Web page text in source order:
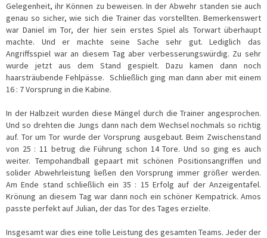
Gelegenheit, ihr Können zu beweisen. In der Abwehr standen sie auch
genau so sicher, wie sich die Trainer das vorstellten. Bemerkenswert
war Daniel im Tor, der hier sein erstes Spiel als Torwart überhaupt
machte. Und er machte seine Sache sehr gut. Lediglich das
Angriffsspiel war an diesem Tag aber verbesserungswürdig. Zu sehr
wurde jetzt aus dem Stand gespielt. Dazu kamen dann noch
haarsträubende Fehlpässe. Schließlich ging man dann aber mit einem
16 : 7 Vorsprung in die Kabine.
In der Halbzeit wurden diese Mängel durch die Trainer angesprochen.
Und so drehten die Jungs dann nach dem Wechsel nochmals so richtig
auf. Tor um Tor wurde der Vorsprung ausgebaut. Beim Zwischenstand
von 25 : 11 betrug die Führung schon 14 Tore. Und so ging es auch
weiter. Tempohandball gepaart mit schönen Positionsangriffen und
solider Abwehrleistung ließen den Vorsprung immer größer werden.
Am Ende stand schließlich ein 35 : 15 Erfolg auf der Anzeigentafel.
Krönung an diesem Tag war dann noch ein schöner Kempatrick. Amos
passte perfekt auf Julian, der das Tor des Tages erzielte.
Insgesamt war dies eine tolle Leistung des gesamten Teams. Jeder der